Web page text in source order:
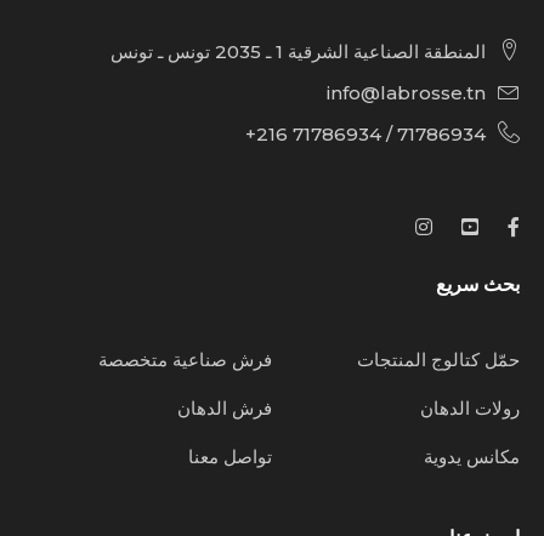
المنطقة الصناعية الشرقية 1 ـ 2035 تونس ـ تونس
info@labrosse.tn
71786934 / 71786934 216+
بحث سريع
حمّل كتالوج المنتجات فرش صناعية متخصصة
رولات الدهان فرش الدهان
مكانس يدوية تواصل معنا